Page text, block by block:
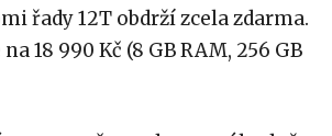
řady 12T obdrží zcela zdarma.
18 990 Kč (8 GB RAM, 256 GB